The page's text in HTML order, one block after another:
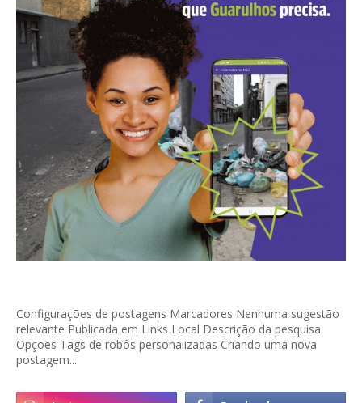
Configurações de postagens Marcadores Nenhuma sugestão
relevante Publicada em Links Local Descrição da pesquisa
Opções Tags de robôs personalizadas Criando uma nova
postagem...